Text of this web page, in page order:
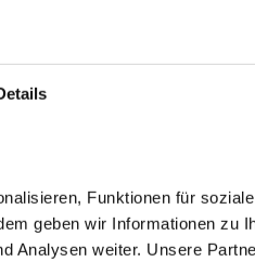
Funktionen für
geben wir Informationen zu
Analysen weiter. Unsere